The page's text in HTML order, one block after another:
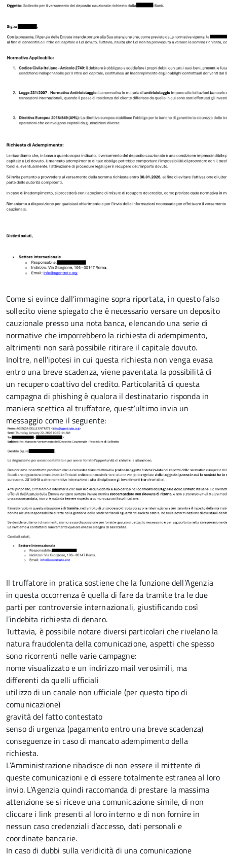
Come si evince dall’immagine sopra riportata, in questo falso
sollecito viene spiegato che è necessario versare un deposito
cauzionale presso una nota banca, elencando una serie di
normative che imporrebbero la richiesta di adempimento,
altrimenti non sarà possibile ritirare il capitale dovuto.
Inoltre, nell’ipotesi in cui questa richiesta non venga evasa
entro una breve scadenza, viene paventata la possibilità di
un recupero coattivo del credito. Particolarità di questa
campagna di phishing è qualora il destinatario risponda in
maniera scettica al truffatore, quest’ultimo invia un
messaggio come il seguente:
Il truffatore in pratica sostiene che la funzione dell’Agenzia
in questa occorrenza è quella di fare da tramitetra le due
parti per controversie internazionali, giustificando così
l’indebita richiesta di denaro.
Tuttavia, è possibile notare diversi particolari che rivelano la
natura fraudolenta della comunicazione, aspetti che spesso
sono ricorrenti nelle varie campagne:
nome visualizzato e un indirizzo mail verosimili, ma
differenti da quelli ufficiali
utilizzo di un canale non ufficiale (per questo tipo di
comunicazione)
gravità del fatto contestato
senso di urgenza (pagamento entro una breve scadenza)
conseguenze in caso di mancato adempimento della
richiesta.
L’Amministrazione ribadisce di non essere il mittente di
queste comunicazioni e di essere totalmente estranea al loro
invio. L’Agenzia quindi raccomanda di prestare la massima
attenzione se si riceve una comunicazione simile, di non
cliccare i link presenti al loro interno e di non fornire in
nessun caso credenziali d’accesso, dati personali e
coordinate bancarie.
In caso di dubbi sulla veridicità di una comunicazione